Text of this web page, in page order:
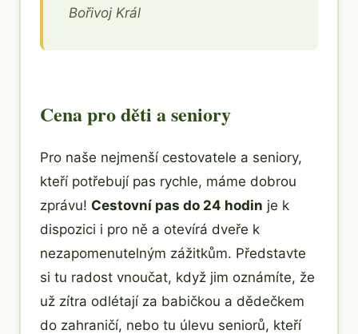
Bořivoj Král
Cena pro děti a seniory
Pro naše nejmenší cestovatele a seniory,
kteří potřebují pas rychle, máme dobrou
zprávu! Cestovní pas do 24 hodin je k
dispozici i pro ně a otevírá dveře k
nezapomenutelným zážitkům. Představte
si tu radost vnoučat, když jim oznámíte, že
už zítra odlétají za babičkou a dědečkem
do zahraničí, nebo tu úlevu seniorů, kteří